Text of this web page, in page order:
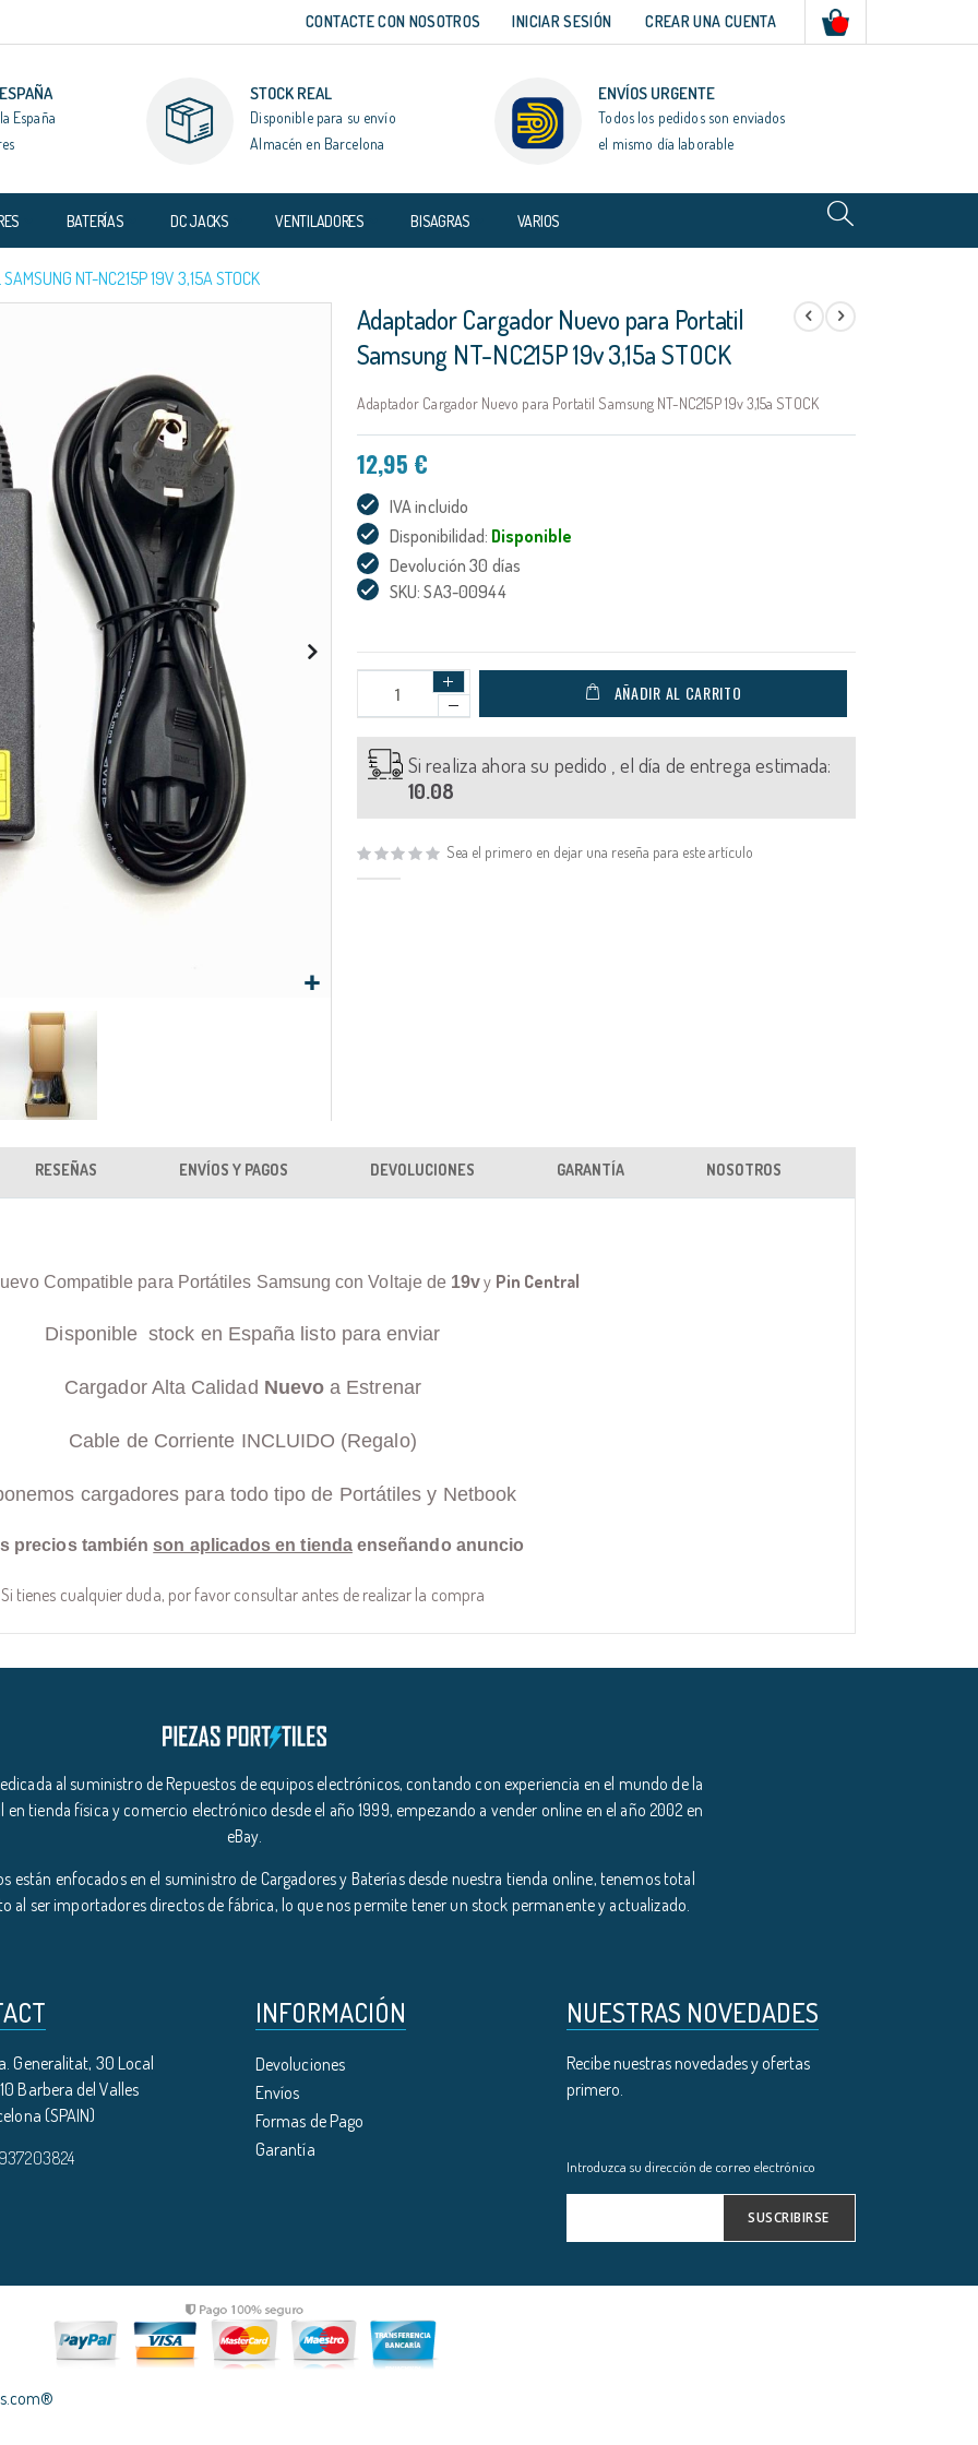
CONTACTE CON NOSOTROS INICIAR SESIÓN CREAR UNA CUENTA
España
STOCK REAL
Disponible para su envío
Almacén en Barcelona
ENVÍOS URGENTE
Todos los pedidos son enviados
el mismo día laborable
BATERÍAS DC JACKS VENTILADORES BISAGRAS VARIOS
NT-NC215P 19V 3,15A STOCK
Adaptador Cargador Nuevo para Portatil
Samsung NT-NC215P 19v 3,15a STOCK
Adaptador Cargador Nuevo para Portatil Samsung NT-NC215P 19v 3,15a STOCK
12,95 €
IVA incluido
Disponibilidad: Disponible
Devolución 30 días
SKU: SA3-00944
AÑADIR AL CARRITO
Si realiza ahora su pedido , el día de entrega estimada:
10.08
Sea el primero en dejar una reseña para este artículo
Compatible para Portátiles Samsung con Voltaje de 19v y Pin Central
Disponible stock en España listo para enviar
Cargador Alta Calidad Nuevo a Estrenar
Cable de Corriente INCLUIDO (Regalo)
cargadores para todo tipo de Portátiles y Netbook
precios también son aplicados en tienda enseñando anuncio
Si tienes cualquier duda, por favor consultar antes de realizar la compra
RESEÑAS ENVÍOS Y PAGOS DEVOLUCIONES GARANTÍA NOSOTROS
al suministro de Repuestos de equipos electrónicos, contando con experiencia en el mundo de la
tienda física y comercio electrónico desde el año 1999, empezando a vender online en el año 2002 en
eBay.
están enfocados en el suministro de Cargadores y Baterías desde nuestra tienda online, tenemos total
al ser importadores directos de fábrica, lo que nos permite tener un stock permanente y actualizado.
Generalitat, 30 Local
Barbera del Valles
(SPAIN)
INFORMACIÓN
Devoluciones
Envíos
Formas de Pago
Garantía
NUESTRAS NOVEDADES
Recibe nuestras novedades y ofertas
primero.
Introduzca su dirección de correo electrónico
SUSCRIBIRSE